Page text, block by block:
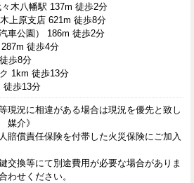
木八幡駅 137m 徒歩2分
上原支店 621m 徒歩8分
車公園） 186m 徒歩2分
徒歩4分
歩8分
1km 徒歩13分
徒歩13分
現況に相違がある場合は現況を優先と致し
媒介》
賠償責任保険を付帯した火災保険にご加入
交換等にて別途費用が必要な場合がありま
わせください。